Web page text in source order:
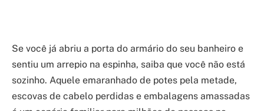
Se você já abriu a porta do armário do seu banheiro e
sentiu um arrepio na espinha, saiba que você não está
sozinho. Aquele emaranhado de potes pela metade,
escovas de cabelo perdidas e embalagens amassadas